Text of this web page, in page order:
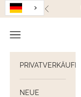
Weiter zum Inhalt
Zurück
Navigation öffnen
PRIVATVERKÄUFE
NEUE